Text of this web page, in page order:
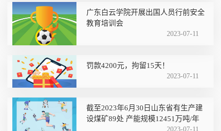
广东白云学院开展出国人员行前安全
教育培训会
2023-07-11
罚款4200元，拘留15天！
2023-07-11
截至2023年6月30日山东省有生产建
设煤矿89处 产能规模12451万吨/年
2023-07-11